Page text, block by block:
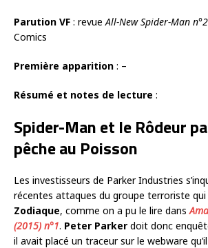
Parution VF : revue All-New Spider-Man n°2
Comics
Première apparition : –
Résumé et notes de lecture :
Spider-Man et le Rôdeur
pêche au Poisson
Les investisseurs de Parker Industries
récentes attaques du groupe terroriste
Zodiaque, comme on a pu le lire dans
(2015) n°1. Peter Parker doit donc
il avait placé un traceur sur le webware